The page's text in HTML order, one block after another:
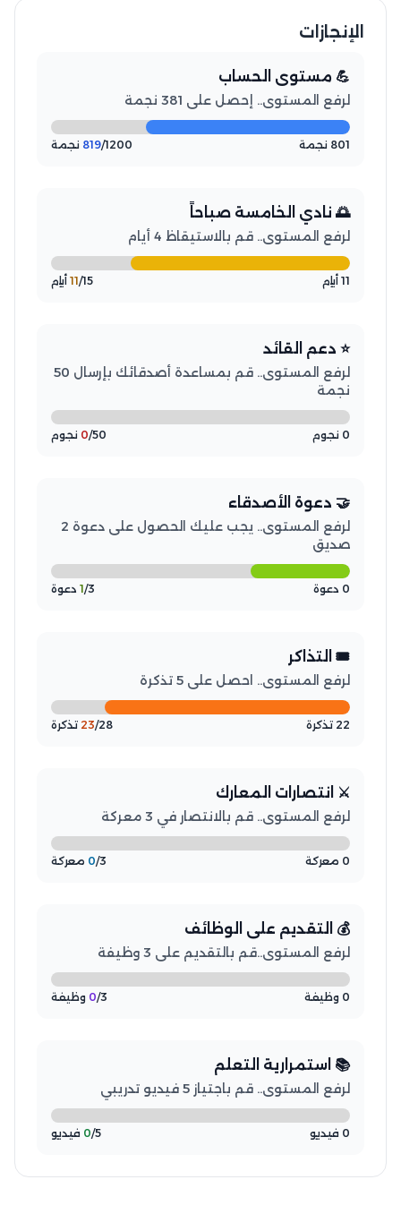
الإنجازات
💪 مستوى الحساب
لرفع المستوى.. إحصل على 381 نجمة
801 نجمة 819/1200 نجمة
🌅 نادي الخامسة صباحاً
لرفع المستوى.. قم بالاستيقاظ 4 أيام
11 أيام 11/15 أيام
⭐ دعم القائد
لرفع المستوى.. قم بمساعدة أصدقائك بإرسال 50
نجمة
0 نجوم 0/50 نجوم
🤝 دعوة الأصدقاء
لرفع المستوى.. يجب عليك الحصول على دعوة 2
صديق
0 دعوة 1/3 دعوة
🎟️ التذاكر
لرفع المستوى.. احصل على 5 تذكرة
22 تذكرة 23/28 تذكرة
⚔️ انتصارات المعارك
لرفع المستوى.. قم بالانتصار في 3 معركة
0 معركة 0/3 معركة
💰 التقديم على الوظائف
لرفع المستوى..قم بالتقديم على 3 وظيفة
0 وظيفة 0/3 وظيفة
📚 استمرارية التعلم
لرفع المستوى.. قم باجتياز 5 فيديو تدريبي
0 فيديو 0/5 فيديو